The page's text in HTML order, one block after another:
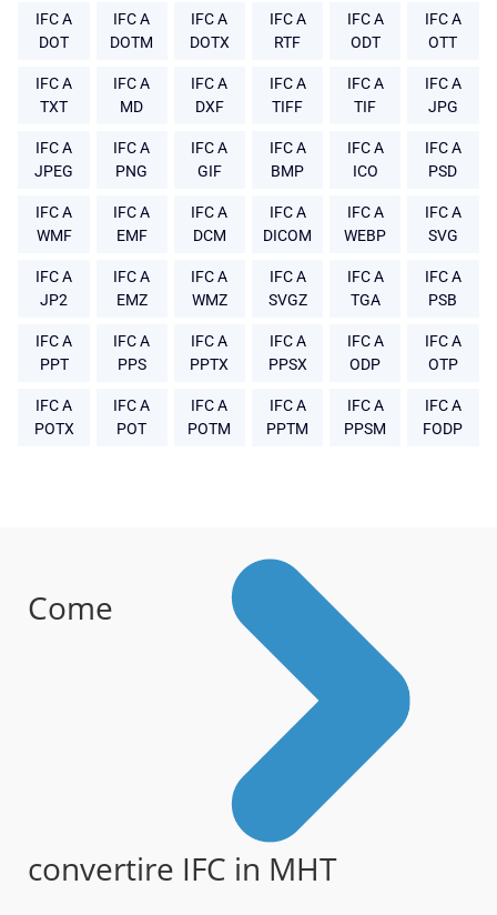
IFC A
DOT
IFC A
DOTM
IFC A
DOTX
IFC A
RTF
IFC A
ODT
IFC A
OTT
IFC A
TXT
IFC A
MD
IFC A
DXF
IFC A
TIFF
IFC A
TIF
IFC A
JPG
IFC A
JPEG
IFC A
PNG
IFC A
GIF
IFC A
BMP
IFC A
ICO
IFC A
PSD
IFC A
WMF
IFC A
EMF
IFC A
DCM
IFC A
DICOM
IFC A
WEBP
IFC A
SVG
IFC A
JP2
IFC A
EMZ
IFC A
WMZ
IFC A
SVGZ
IFC A
TGA
IFC A
PSB
IFC A
PPT
IFC A
PPS
IFC A
PPTX
IFC A
PPSX
IFC A
ODP
IFC A
OTP
IFC A
POTX
IFC A
POT
IFC A
POTM
IFC A
PPTM
IFC A
PPSM
IFC A
FODP
Come
convertire IFC in MHT